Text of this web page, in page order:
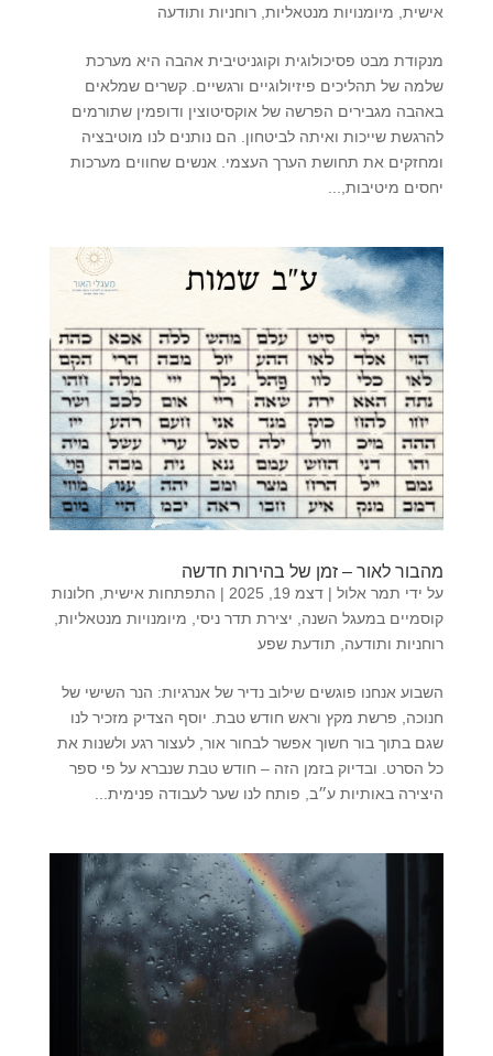
אישית, מיומנויות מנטאליות, רוחניות ותודעה
מנקודת מבט פסיכולוגית וקוגניטיבית אהבה היא מערכת
שלמה של תהליכים פיזיולוגיים ורגשיים. קשרים שמלאים
באהבה מגבירים הפרשה של אוקסיטוצין ודופמין שתורמים
להרגשת שייכות ואיתה לביטחון. הם נותנים לנו מוטיבציה
ומחזקים את תחושת הערך העצמי. אנשים שחווים מערכות
יחסים מיטיבות,...
מהבור לאור – זמן של בהירות חדשה
על ידי תמר אלול| דצמ 19, 2025 | התפתחות אישית, חלונות
קוסמיים במעגל השנה
יצירת תדר ניסי מיומנויות מנטאליות,
רוחניות ותודעה
תודעת שפע
השבוע אנחנו פוגשים שילוב נדיר של אנרגיות: הנר השישי של
חנוכה, פרשת מקץ וראש חודש טבת. יוסף הצדיק מזכיר לנו
שגם בתוך בור חשוך אפשר לבחור אור, לעצור רגע ולשנות את
כל הסרט. ובדיוק בזמן הזה – חודש טבת שנברא על פי ספר
היצירה באותיות ע״ב, פותח לנו שער לעבודה פנימית...